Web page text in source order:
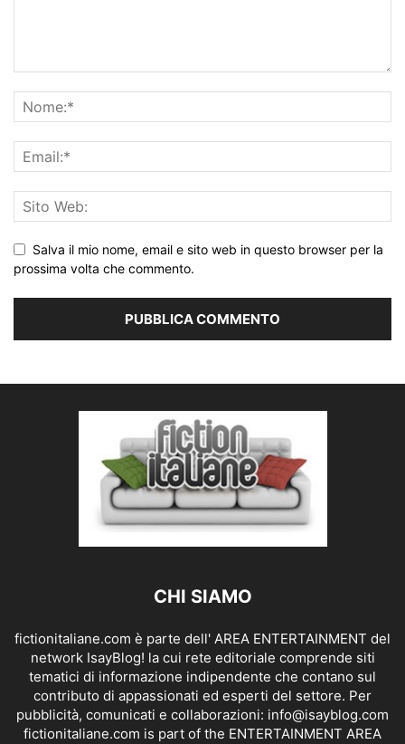
Salva il mio nome, email e sito web in questo browser per la
prossima volta che commento.
CHI SIAMO
fictionitaliane.com è parte dell' AREA ENTERTAINMENT del
network IsayBlog! la cui rete editoriale comprende siti
tematici di informazione indipendente che contano sul
contributo di appassionati ed esperti del settore. Per
pubblicità, comunicati e collaborazioni: info@isayblog.com
fictionitaliane.com is part of the ENTERTAINMENT AREA